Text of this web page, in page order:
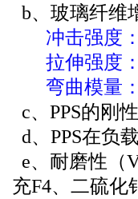
b、玻璃纤维
冲击强度
拉伸强度：
弯曲模量：
c、PPS的刚
d、PPS在负
e、耐磨性（
充F4、二硫化